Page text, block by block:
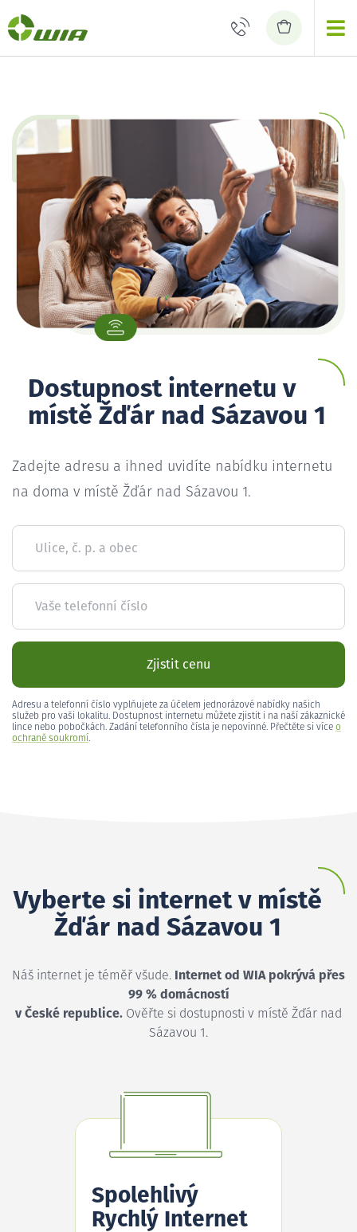
Dostupnost internetu v
místě Žďár nad Sázavou 1
Zadejte adresu a ihned uvidíte nabídku internetu
na doma v místě Žďár nad Sázavou 1.
Ulice, č. p. a obec
Vaše telefonní číslo
Zjistit cenu
Adresu a telefonní číslo vyplňujete za účelem jednorázové nabídky našich
služeb pro vaši lokalitu. Dostupnost internetu můžete zjistit i na naší zákaznické
lince nebo pobočkách. Zadání telefonního čísla je nepovinné. Přečtěte si více o
ochraně soukromí.
Vyberte si internet v místě
Žďár nad Sázavou 1
Náš internet je téměř všude. Internet od WIA pokrývá přes
99 % domácností
v České republice. Ověřte si dostupnosti v místě Žďár nad
Sázavou 1.
Spolehlivý
Rychlý Internet